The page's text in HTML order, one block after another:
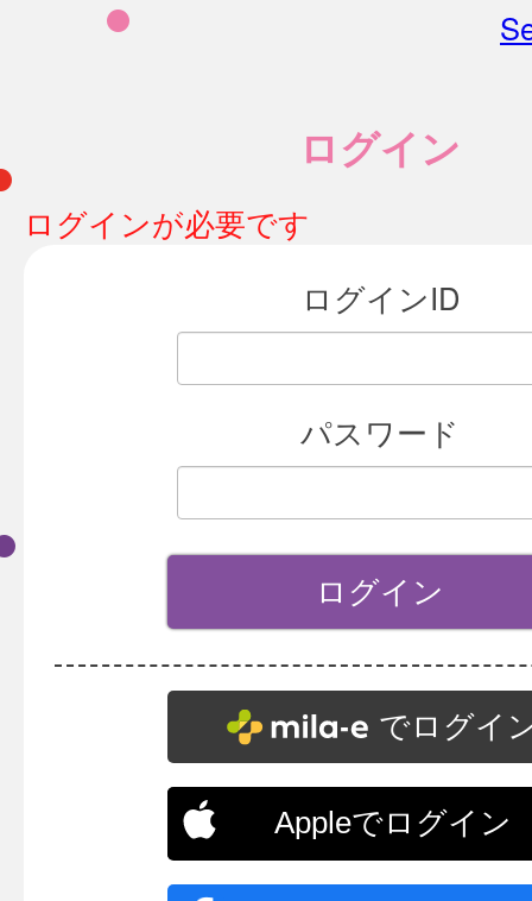
ログイン
ログインが必要です
ログインID
パスワード
でログイ
Appleでログイン